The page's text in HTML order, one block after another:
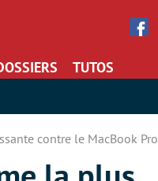
TUTOS
contre le MacBook Pro